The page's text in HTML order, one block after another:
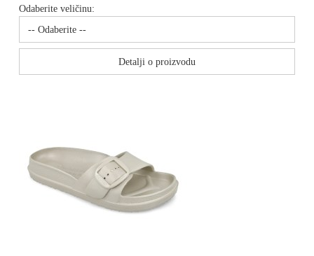
Odaberite veličinu:
Detalji o proizvodu